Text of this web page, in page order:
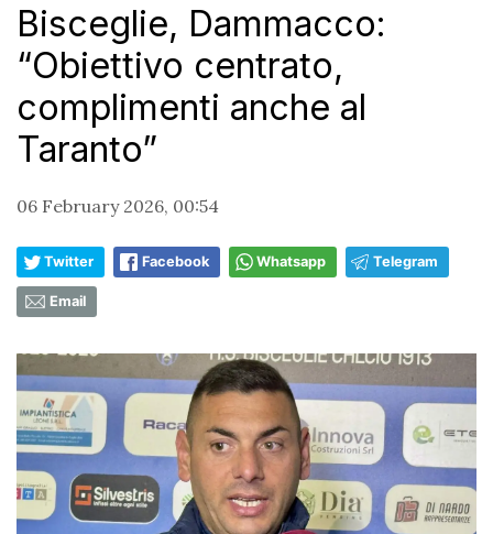
Bisceglie, Dammacco:
“Obiettivo centrato,
complimenti anche al
Taranto”
06 February 2026, 00:54
Twitter Facebook Whatsapp Telegram
Email